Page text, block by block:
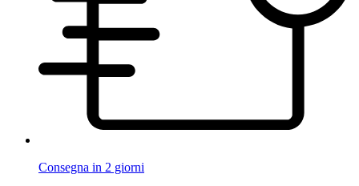
Consegna in 2 giorni